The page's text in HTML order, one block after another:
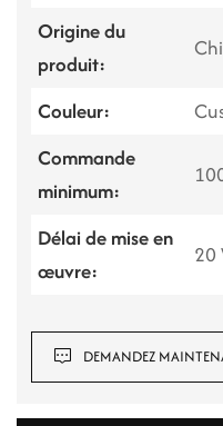
Origine du
produit:
Couleur:
Commande
minimum:
Délai de mise en
œuvre:
20
DEMANDEZ